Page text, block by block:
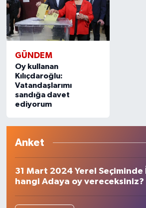
GÜNDEM
Oy kullanan
Kılıçdaroğlu:
Vatandaşlarımı
sandığa davet
ediyorum
Anket
31 Mart 2024 Yerel
hangi Adaya oy vereceksiniz?